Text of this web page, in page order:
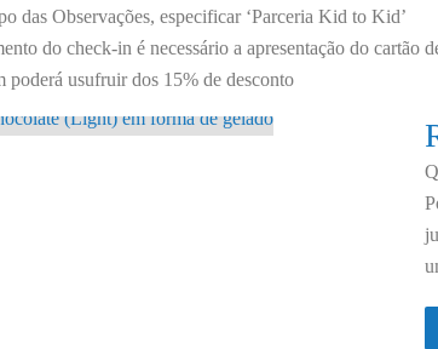
das Observações, especificar ‘Parceria Kid to Kid’
do check-in é necessário a apresentação do cartão
poderá usufruir dos 15% de desconto